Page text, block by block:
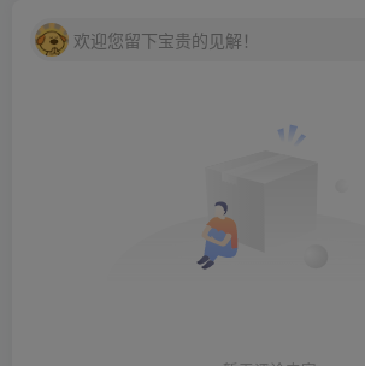
欢迎您留下宝贵的见解！